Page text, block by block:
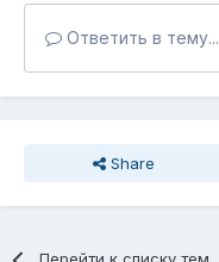
Ответить в тему...
Share